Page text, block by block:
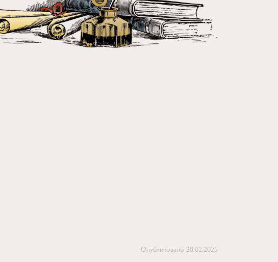
Опубликовано 28.02.2025